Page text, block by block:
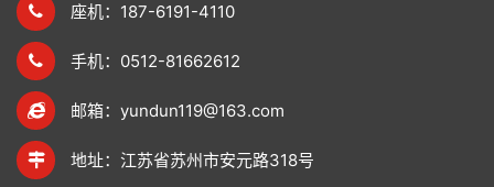
座机：187-6191-4110
手机：0512-81662612
邮箱：yundun119@163.com
地址：江苏省苏州市安元路318号